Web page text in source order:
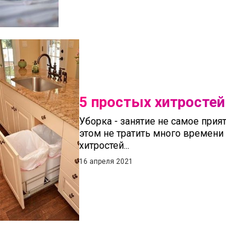
5 простых
Уборка - занятие не самое
этом не тратить много
хитростей...
16 апреля 2021